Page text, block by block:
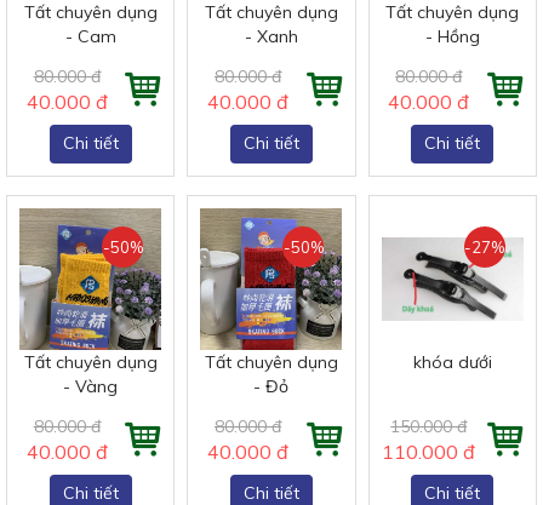
Tất chuyên dụng
- Cam
80.000 đ
40.000 đ
Chi tiết
Tất chuyên dụng
- Xanh
80.000 đ
40.000 đ
Chi tiết
Tất chuyên dụng
- Hồng
80.000 đ
40.000 đ
Chi tiết
-50%
Tất chuyên dụng
- Vàng
80.000 đ
40.000 đ
Chi tiết
-50%
Tất chuyên dụng
- Đỏ
80.000 đ
40.000 đ
Chi tiết
-27%
khóa dưới
150.000 đ
110.000 đ
Chi tiết